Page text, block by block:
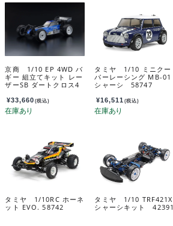
京商 1/10 EP 4WD バ
ギー 組立てキット レー
ザーSB ダートクロス4
¥33,660 (税込)
タミヤ 1/10 ミニクー
パーレーシング MB-01
シャーシ 58747
¥16,511 (税込)
タミヤ 1/10RC ホーネ
ット EVO. 58742
タミヤ 1/10 TRF421X
シャーシキット 42391